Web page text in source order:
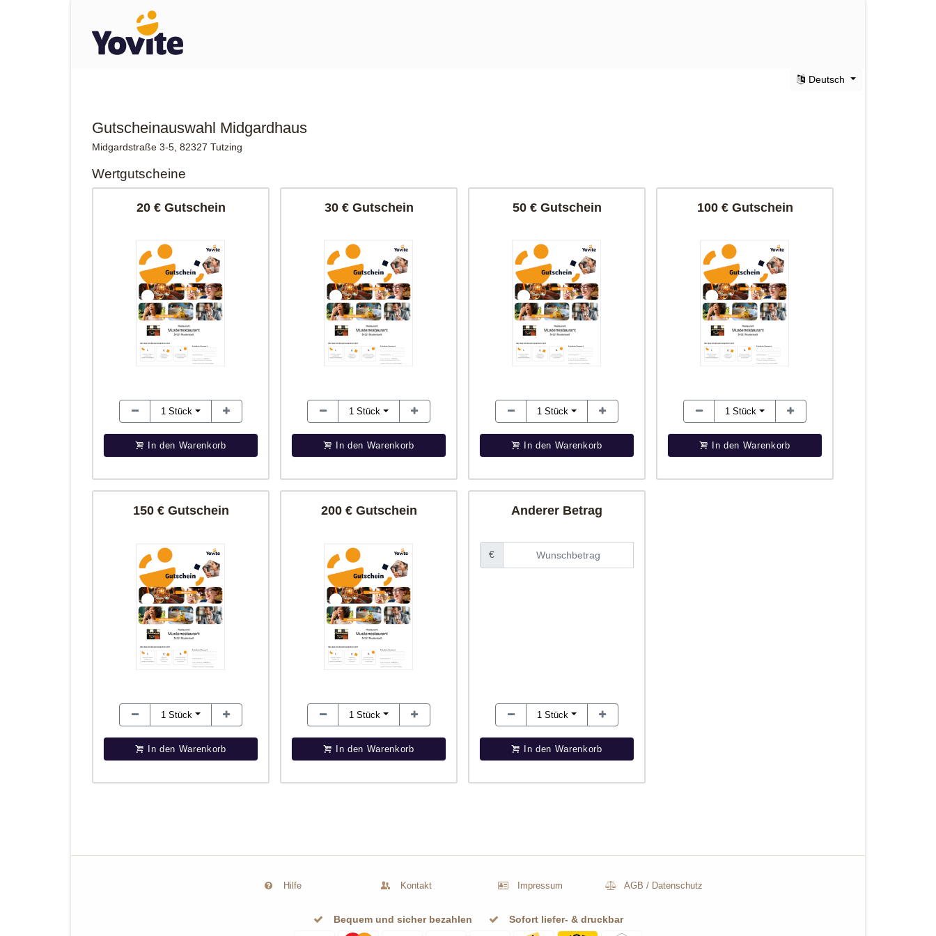
Deutsch
Gutscheinauswahl Midgardhaus
Midgardstraße 3-5, 82327 Tutzing
Wertgutscheine
20 € Gutschein
1Stück
In den Warenkorb
30 € Gutschein
1Stück
In den Warenkorb
50 € Gutschein
1Stück
In den Warenkorb
100 € Gutschein
1Stück
In den Warenkorb
150 € Gutschein
1Stück
In den Warenkorb
200 € Gutschein
1Stück
In den Warenkorb
Anderer Betrag
€
1Stück
In den Warenkorb
Hilfe Kontakt Impressum AGB / Datenschutz
Bequem und sicher bezahlen Sofort liefer- & druckbar